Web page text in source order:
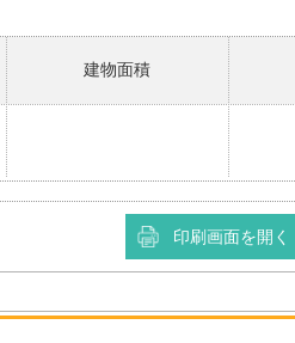
建物面積
印刷画面を開く